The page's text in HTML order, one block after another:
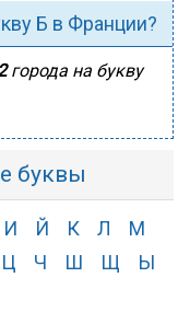
Б в Франции?
города на букву
буквы
И Й К Л
М
Ц Ч Ш Щ
Ы